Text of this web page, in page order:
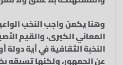
وهنا يكمن واجب النخب
المعاني الكبرى، والقيم
النخبة الثقافية في أية
عن الجمهور، ولكنها تسبقه